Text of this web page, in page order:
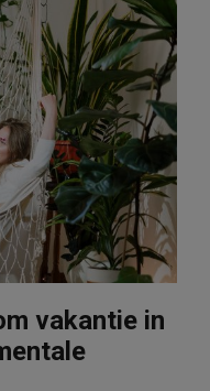
vakantie in